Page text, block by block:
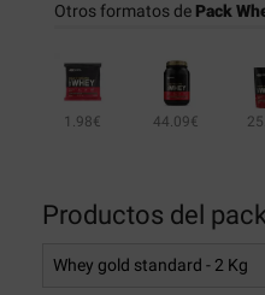
Otros formatos de Pack
1.98€ 44.09€
Productos del pack